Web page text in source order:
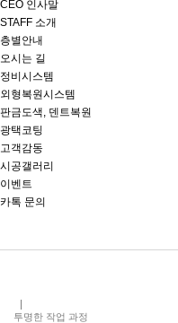
CEO 인사말
STAFF 소개
층별안내
오시는 길
정비시스템
외형복원시스템
판금도색, 덴트복원
광택코팅
고객감동
시공갤러리
이벤트
카톡 문의
투명한 작업 과정